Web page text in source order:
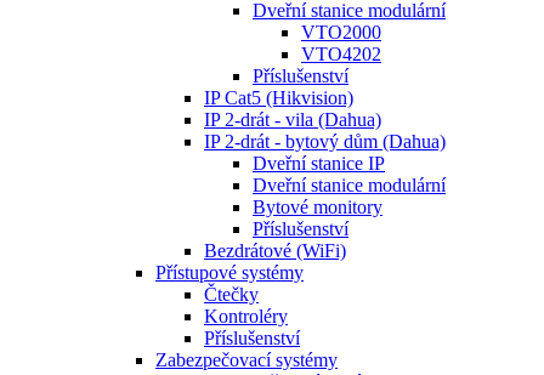
Dveřní stanice modulární
VTO2000
VTO4202
Příslušenství
IP Cat5 (Hikvision)
IP 2-drát - vila (Dahua)
IP 2-drát - bytový dům (Dahua)
Dveřní stanice IP
Dveřní stanice modulární
Bytové monitory
Příslušenství
Bezdrátové (WiFi)
Přístupové systémy
Čtečky
Kontroléry
Příslušenství
Zabezpečovací systémy